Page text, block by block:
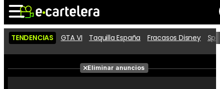
Noticias Cartelera
Películas
TENDENCIAS GTA VI Taquilla España Fracasos Disney
Eliminar anuncios